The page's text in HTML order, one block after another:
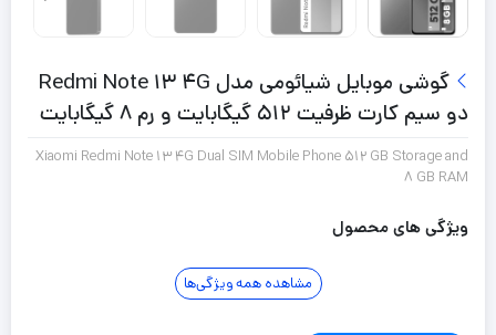
گوشی موبایل شیائومی مدل Redmi Note 13 4G
دو سیم کارت ظرفیت 512 گیگابایت و رم 8 گیگابایت
Xiaomi Redmi Note 13 4G Dual SIM Mobile Phone 512 GB Storage and
8 GB RAM
ویژگی های محصول
مشاهده همه ویژگی‌ها